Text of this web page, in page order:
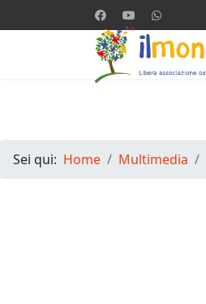
Sei qui: Home Multimedia